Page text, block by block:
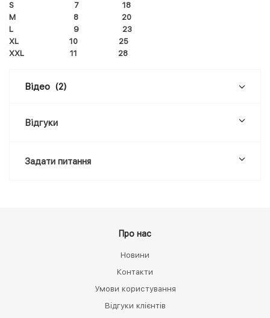
S 7 18
M 8 20
L 9 23
XL 10 25
XXL 11 28
Відео (2)
Відгуки
Задати питання
Про нас
Новини
Контакти
Умови користування
Відгуки клієнтів